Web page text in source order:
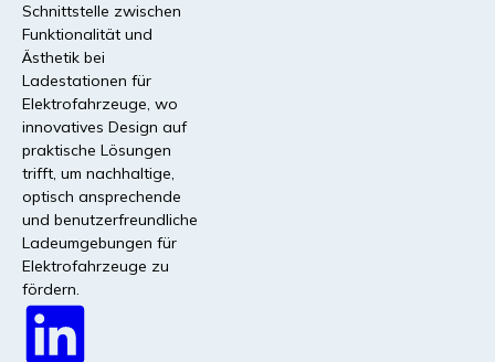
Schnittstelle zwischen
Funktionalität und
Ästhetik bei
Ladestationen für
Elektrofahrzeuge, wo
innovatives Design auf
praktische Lösungen
trifft, um nachhaltige,
optisch ansprechende
und benutzerfreundliche
Ladeumgebungen für
Elektrofahrzeuge zu
fördern.